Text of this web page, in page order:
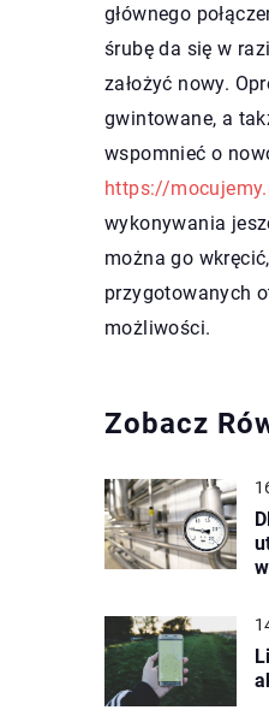
głównego
śrubę da się w
założyć nowy.
gwintowane, a
wspomnieć o
https://
wykonywania
można go
przygotowanych
możliwości.
Zobacz